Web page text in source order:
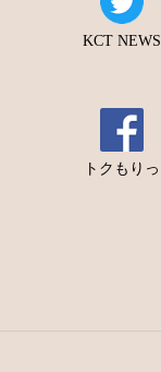
KCT NEWS
トクもりっ